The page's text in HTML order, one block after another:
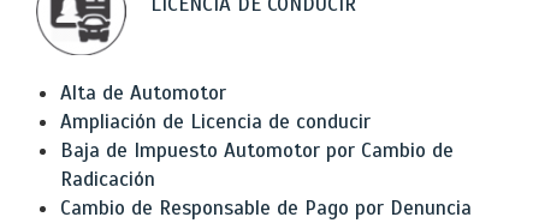
Alta de Automotor
Ampliación de Licencia de conducir
Baja de Impuesto Automotor por Cambio de
Radicación
Cambio de Responsable de Pago por Denuncia